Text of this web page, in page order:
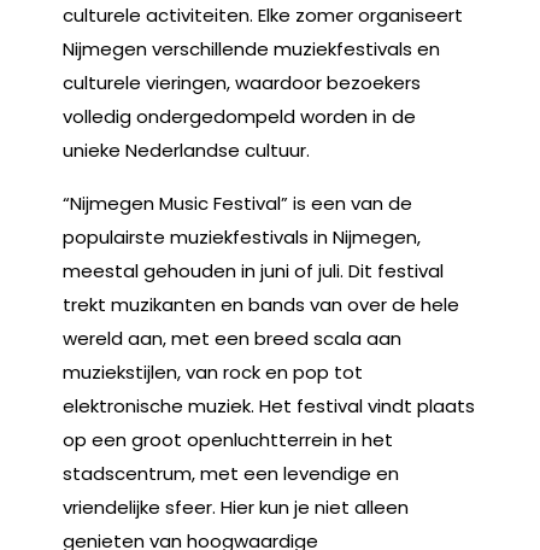
culturele activiteiten. Elke zomer organiseert
Nijmegen verschillende muziekfestivals en
culturele vieringen, waardoor bezoekers
volledig ondergedompeld worden in de
unieke Nederlandse cultuur.
“Nijmegen Music Festival” is een van de
populairste muziekfestivals in Nijmegen,
meestal gehouden in juni of juli. Dit festival
trekt muzikanten en bands van over de hele
wereld aan, met een breed scala aan
muziekstijlen, van rock en pop tot
elektronische muziek. Het festival vindt plaats
op een groot openluchtterrein in het
stadscentrum, met een levendige en
vriendelijke sfeer. Hier kun je niet alleen
genieten van hoogwaardige